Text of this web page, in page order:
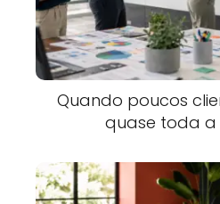
Quando poucos
quase toda a